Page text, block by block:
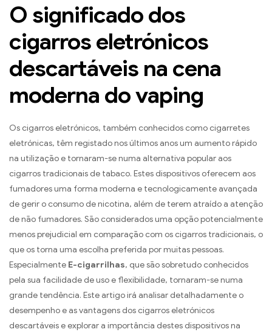
O significado dos
cigarros eletrónicos
descartáveis na cena
moderna do vaping
Os cigarros eletrónicos, também conhecidos como cigarretes
eletrónicas, têm registado nos últimos anos um aumento rápido
na utilização e tornaram-se numa alternativa popular aos
cigarros tradicionais de tabaco. Estes dispositivos oferecem aos
fumadores uma forma moderna e tecnologicamente avançada
de gerir o consumo de nicotina, além de terem atraído a atenção
de não fumadores. São considerados uma opção potencialmente
menos prejudicial em comparação com os cigarros tradicionais, o
que os torna uma escolha preferida por muitas pessoas.
Especialmente E-cigarrilhas, que são sobretudo conhecidos
pela sua facilidade de uso e flexibilidade, tornaram-se numa
grande tendência. Este artigo irá analisar detalhadamente o
desempenho e as vantagens dos cigarros eletrónicos
descartáveis e explorar a importância destes dispositivos na